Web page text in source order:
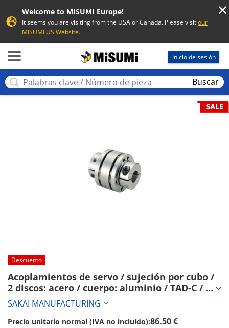
Welcome to MISUMI Europe!
It seems you are visiting from the USA or Canada. Please visitour
MISUMI US Website.
Inicio de sesión
Buscar
Descuento
Acoplamientos de servo / sujeción por cubo /
2 discos: acero / cuerpo: aluminio / TAD-C /
SAKAI MANUFACTURING (TAD-48C-14X17)
SAKAI MANUFACTURING
Precio unitario normal (IVA no incluido):86.50 €